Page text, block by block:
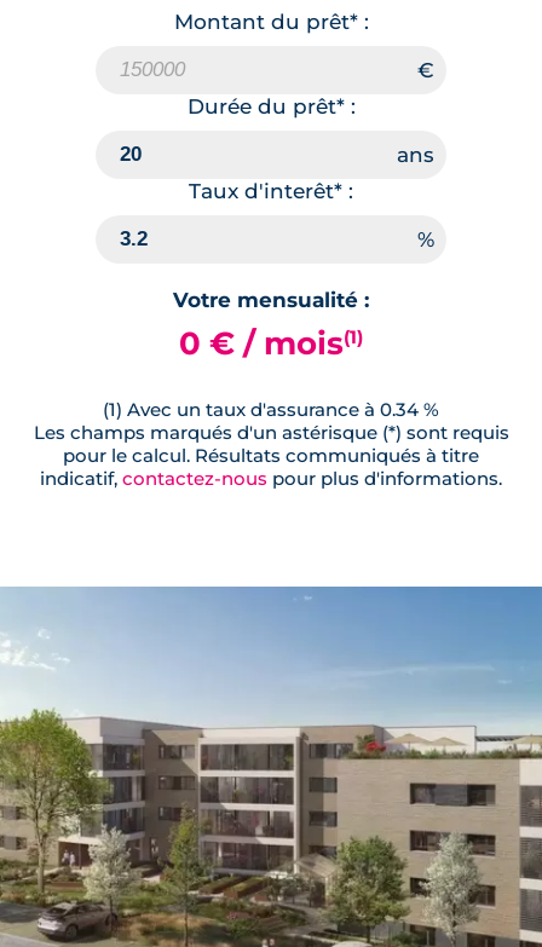
Montant du prêt* :
Durée du prêt* :
Taux d'interêt* :
Votre mensualité :
0 € / mois(1)
(1) Avec un taux d'assurance à 0.34 %
Les champs marqués d'un astérisque (*) sont requis
pour le calcul. Résultats communiqués à titre
indicatif, contactez-nous pour plus d'informations.